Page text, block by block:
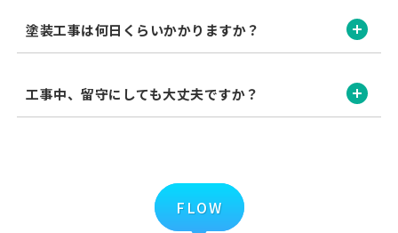
塗装工事は何日くらいかかりますか？ 開く
工事中、留守にしても大丈夫ですか？ 開く
FLOW